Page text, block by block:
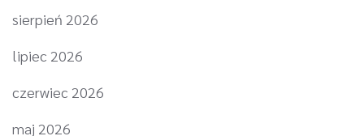
sierpień 2026
lipiec 2026
czerwiec 2026
maj 2026